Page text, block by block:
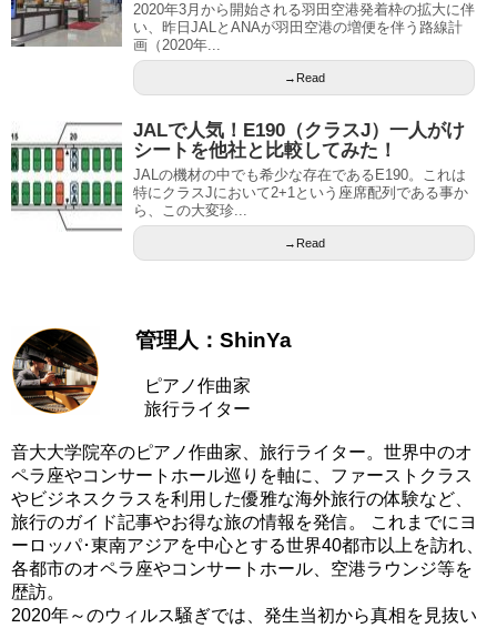
2020年3月から開始される羽田空港発着枠の拡大に伴
い、昨日JALとANAが羽田空港の増便を伴う路線計
画（2020年...
→Read
JALで人気！E190（クラスJ）一人がけ
シートを他社と比較してみた！
JALの機材の中でも希少な存在であるE190。これは
特にクラスJにおいて2+1という座席配列である事か
ら、この大変珍...
→Read
管理人：ShinYa
ピアノ作曲家
旅行ライター
音大大学院卒のピアノ作曲家、旅行ライター。世界中のオ
ペラ座やコンサートホール巡りを軸に、ファーストクラス
やビジネスクラスを利用した優雅な海外旅行の体験など、
旅行のガイド記事やお得な旅の情報を発信。 これまでにヨ
ーロッパ･東南アジアを中心とする世界40都市以上を訪れ、
各都市のオペラ座やコンサートホール、空港ラウンジ等を
歴訪。
2020年～のウィルス騒ぎでは、発生当初から真相を見抜い